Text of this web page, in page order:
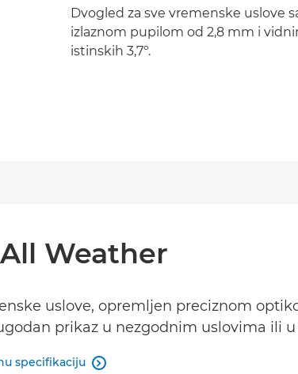
Dvogled za sve vremenske uslove
izlaznom pupilom od 2,8 mm i
istinskih 3,7º.
Weather
uslove, opremljen preciznom
prikaz u nezgodnim uslovima ili
specifikaciju 